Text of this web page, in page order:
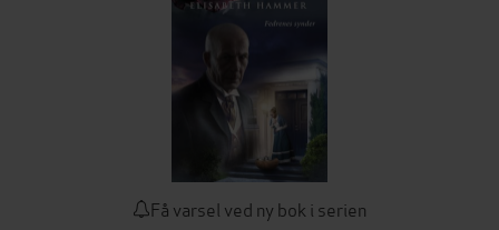
Få varsel ved ny bok i serien